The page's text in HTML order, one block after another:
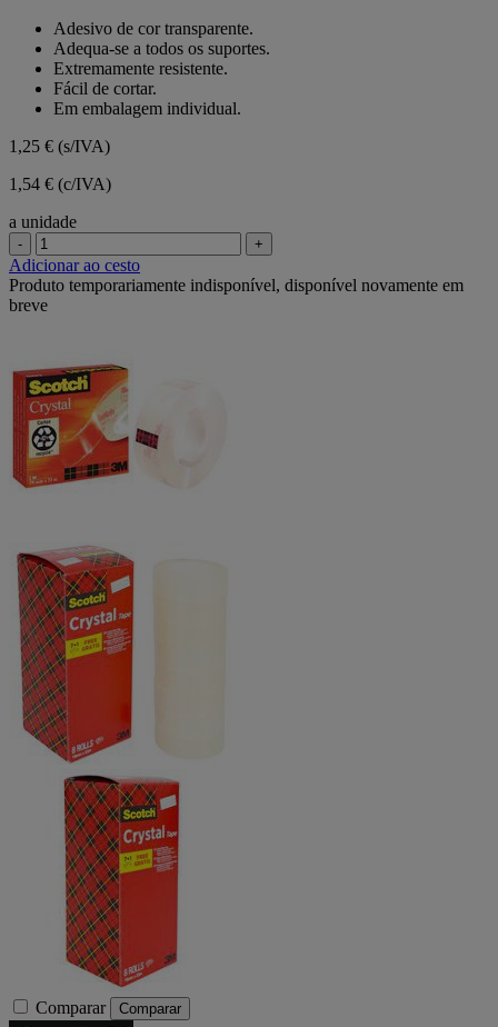
estrelas.
Adesivo de cor transparente.
Adequa-se a todos os suportes.
Extremamente resistente.
Fácil de cortar.
Em embalagem individual.
1,25 € (s/IVA)
1,54 € (c/IVA)
a unidade
- +
Adicionar ao cesto
Produto temporariamente indisponível, disponível novamente em
breve
Comparar Comparar